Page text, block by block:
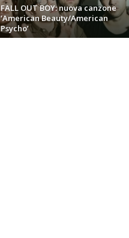
FALL OUT BOY: nuova canzone
‘American Beauty/American
Psycho’